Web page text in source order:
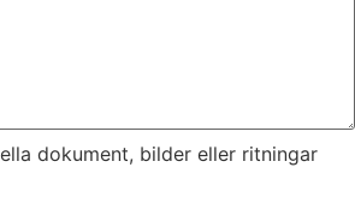
dokument, bilder eller ritningar